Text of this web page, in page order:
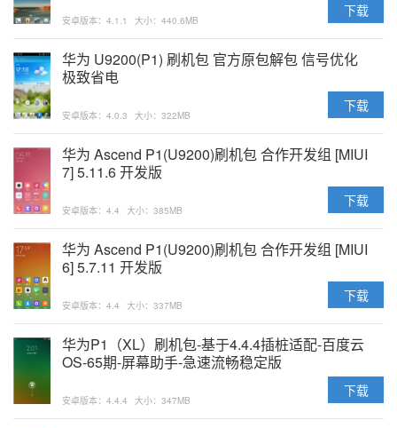
安卓版本：4.1.1 大小：440.6MB
下载
华为 U9200(P1) 刷机包 官方原包解包 信号优化
极致省电
安卓版本：4.0.3 大小：322MB
下载
华为 Ascend P1(U9200)刷机包 合作开发组 [MIUI
7] 5.11.6 开发版
安卓版本：4.4 大小：385MB
下载
华为 Ascend P1(U9200)刷机包 合作开发组 [MIUI
6] 5.7.11 开发版
安卓版本：4.4 大小：337MB
下载
华为P1（XL）刷机包-基于4.4.4插桩适配-百度云
OS-65期-屏幕助手-急速流畅稳定版
安卓版本：4.4.4 大小：347MB
下载